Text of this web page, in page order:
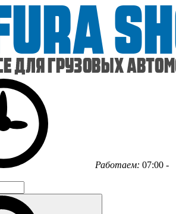
Работаем: 07:00 -